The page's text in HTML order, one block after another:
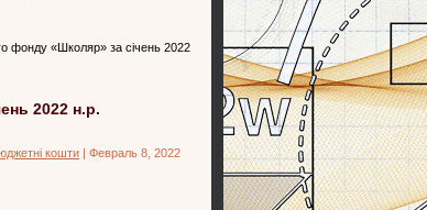
фонду «Школяр» за січень 2022
2022 н.р.
кошти | Февраль 8, 2022